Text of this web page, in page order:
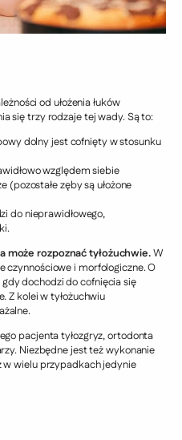
od ułożenia łuków
się trzy rodzaje tej wady. Są to:
dolny jest cofnięty w stosunku
względem siebie
(pozostałe zęby są ułożone
do nieprawidłowego,
rozpoznać tyłożuchwie.W
czynnościowe i morfologiczne. O
dochodzi do cofnięcia się
Z kolei w tyłożuchwiu
pacjenta tyłozgryz, ortodonta
Niezbędne jest też wykonanie
wielu przypadkach jedynie